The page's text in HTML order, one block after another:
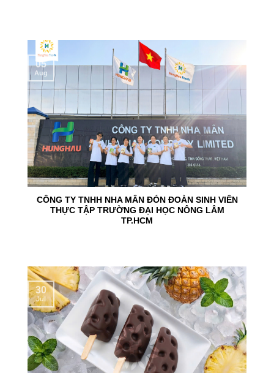
CÔNG TY TNHH NHA MÂN ĐÓN ĐOÀN SINH VIÊN
THỰC TẬP TRƯỜNG ĐẠI HỌC NÔNG LÂM
TP.HCM
05
Aug
30
Jul